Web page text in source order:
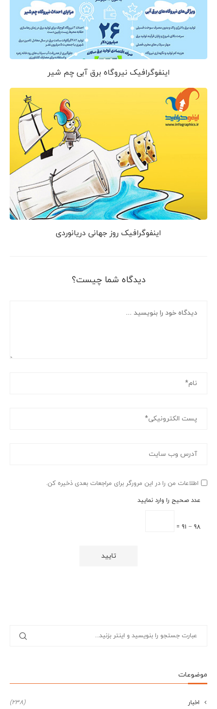
اینفوگرافیک نیروگاه برق آبی چم شیر
اینفوگرافیک روز جهانی دریانوردی
دیدگاه شما چیست؟
اطلاعات من را در این مرورگر برای مراجعات بعدی ذخیره کن.
عدد صحیح را وارد نمایید
98 − 91 =
موضوعات
اخبار (238)